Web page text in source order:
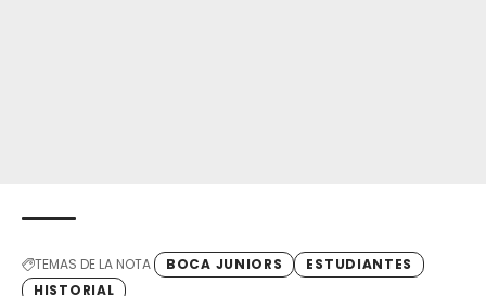
TEMAS DE LA NOTA BOCA JUNIORS
ESTUDIANTES
HISTORIAL